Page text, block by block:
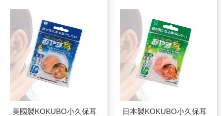
美國製KOKUBO小久保耳
日本製KOKUBO小久保耳